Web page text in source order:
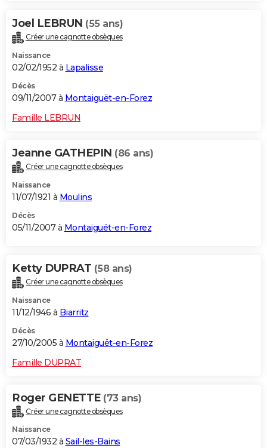
Joel LEBRUN (55 ans)
Créer une cagnotte obsèques
Naissance
02/02/1952 à Lapalisse
Décès
09/11/2007 à Montaiguët-en-Forez
Famille LEBRUN
Jeanne GATHEPIN (86 ans)
Créer une cagnotte obsèques
Naissance
11/07/1921 à Moulins
Décès
05/11/2007 à Montaiguët-en-Forez
Ketty DUPRAT (58 ans)
Créer une cagnotte obsèques
Naissance
11/12/1946 à Biarritz
Décès
27/10/2005 à Montaiguët-en-Forez
Famille DUPRAT
Roger GENETTE (73 ans)
Créer une cagnotte obsèques
Naissance
07/03/1932 à Sail-les-Bains